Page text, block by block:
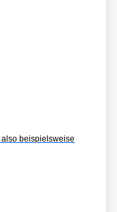
beispielsweise